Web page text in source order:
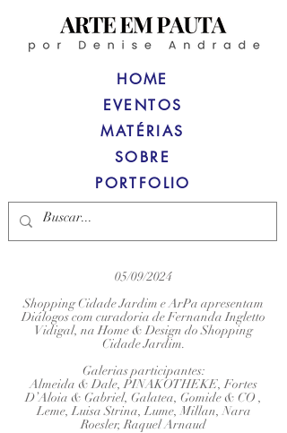
HOME
MATÉRIAS
SOBRE
PORTFOLIO
EVENTOS
05/09/2024
Shopping Cidade Jardim e ArPa apresentam
Diálogos com curadoria de Fernanda Ingletto
Vidigal, na Home & Design do Shopping
Cidade Jardim.
Galerias participantes:
Almeida & Dale, PINAKOTHEKE, Fortes
D’Aloia & Gabriel, Galatea, Gomide & CO ,
Leme, Luisa Strina, Lume, Millan, Nara
Roesler, Raquel Arnaud